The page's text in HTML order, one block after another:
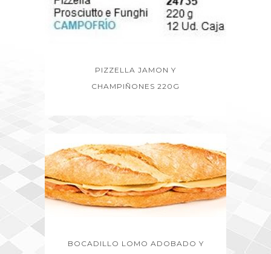
PIZZELLA JAMON Y
CHAMPIÑONES 220G
BOCADILLO LOMO ADOBADO Y